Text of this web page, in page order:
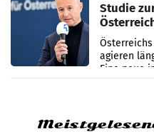
Studie
werden
agieren
Eine neue